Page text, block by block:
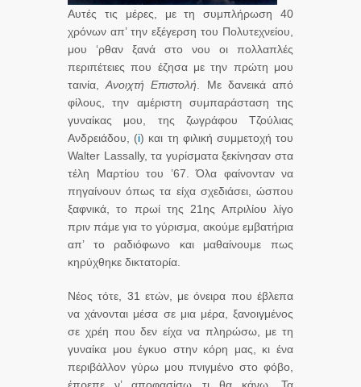
Αυτές τις μέρες, με τη συμπλήρωση 40
χρόνων απ’ την εξέγερση του Πολυτεχνείου,
μου ‘ρθαν ξανά στο νου οι πολλαπλές
περιπέτειες που έζησα με την πρώτη μου
ταινία,Ανοιχτή Επιστολή . Με δανεικά από
φίλους, την αμέριστη συμπαράσταση της
γυναίκας μου, της ζωγράφου Τζούλιας
Ανδρειάδου, (i) και τη φιλική συμμετοχή του
Walter Lassally, τα γυρίσματα ξεκίνησαν στα
τέλη Μαρτίου του ’67. Όλα φαίνονταν να
πηγαίνουν όπως τα είχα σχεδιάσει, ώσπου
ξαφνικά, το πρωί της 21ης Απριλίου λίγο
πριν πάμε για το γύρισμα, ακούμε εμβατήρια
απ’ το ραδιόφωνο και μαθαίνουμε πως
κηρύχθηκε δικτατορία.
Νέος τότε, 31 ετών, με όνειρα που έβλεπα
να χάνονται μέσα σε μια μέρα, ξανοιγμένος
σε χρέη που δεν είχα να πληρώσω, με τη
γυναίκα μου έγκυο στην κόρη μας, κι ένα
περιβάλλον γύρω μου πνιγμένο στο φόβο,